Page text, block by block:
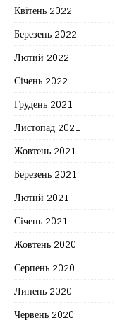
Квітень 2022
Березень 2022
Лютий 2022
Січень 2022
Грудень 2021
Листопад 2021
Жовтень 2021
Березень 2021
Лютий 2021
Січень 2021
Жовтень 2020
Серпень 2020
Липень 2020
Червень 2020